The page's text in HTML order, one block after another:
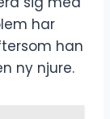
har
han
ny njure.